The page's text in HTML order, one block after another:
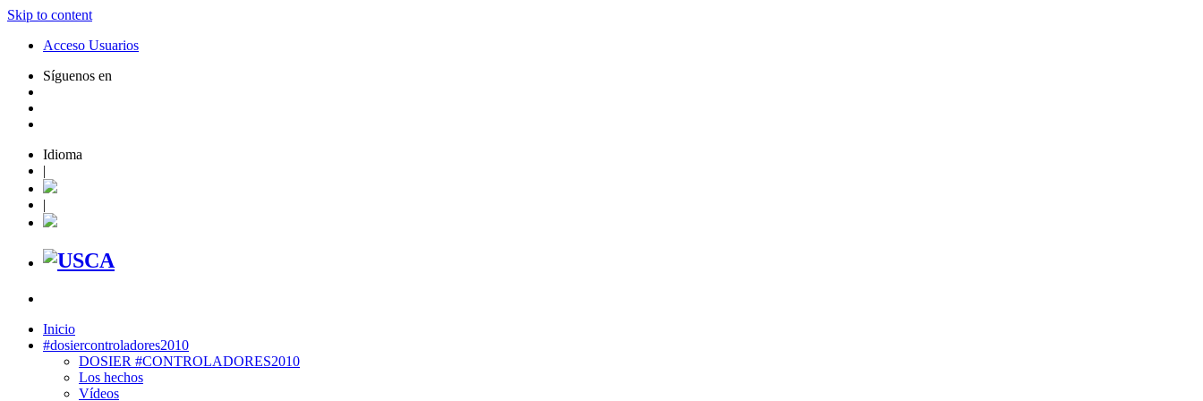
Skip to content
Acceso Usuarios
Síguenos en
Idioma
|
|
Inicio
#dosiercontroladores2010
DOSIER #CONTROLADORES2010
Los hechos
Vídeos